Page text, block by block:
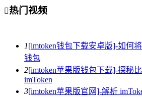
热门视频
1[imtoken钱包下载安卓版]-如何
钱包
2[imtoken苹果版钱包下载]-探秘
imToken
3[imtoken苹果版官网]-解析